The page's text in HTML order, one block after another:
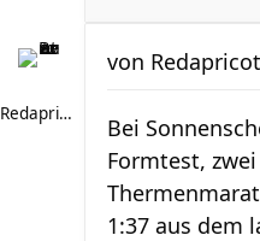
Redapricot
von Redapricot
Bei
Formtest,
1:37 aus dem